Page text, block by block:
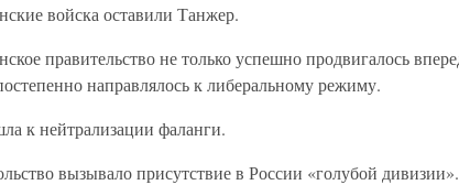
войска оставили Танжер.
правительство не только успешно продвигалось
направлялось к либеральному режиму.
к нейтрализации фаланги.
вызывало присутствие в России «голубой